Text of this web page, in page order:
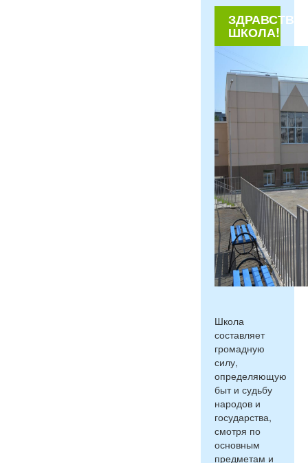
ШКОЛА!
Школа
составляет
громадную
силу,
определяющую
быт и судьбу
народов и
государства,
смотря по
основным
предметам и